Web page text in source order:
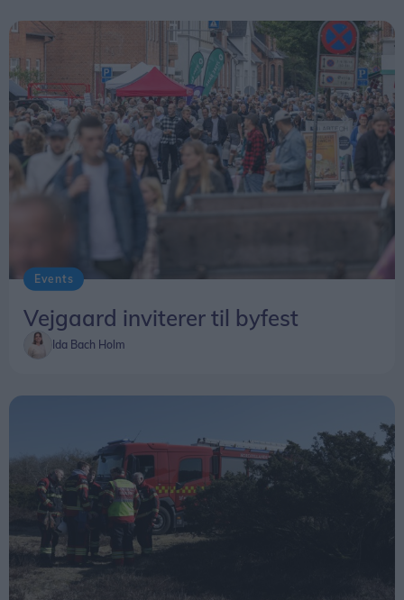
Events
Vejgaard inviterer til byfest
Ida Bach Holm